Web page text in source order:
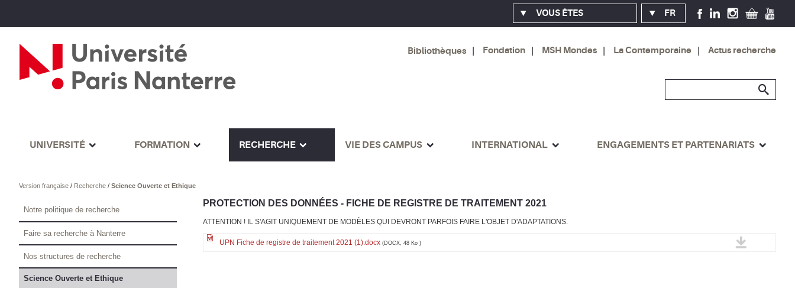
VOUS ÊTES FR
Bibliothèques Fondation MSH Mondes La Contemporaine Actus recherche
UNIVERSITÉ FORMATION RECHERCHE VIE DES CAMPUS INTERNATIONAL ENGAGEMENTS ET PARTENARIATS
Version française/ Recherche/ Science Ouverte et Ethique
PROTECTION DES DONNÉES - FICHE DE REGISTRE DE TRAITEMENT 2021
ATTENTION ! IL S'AGIT UNIQUEMENT DE MODÈLES QUI DEVRONT PARFOIS FAIRE L'OBJET D'ADAPTATIONS.
UPN Fiche de registre de traitement 2021 (1).docx(DOCX, 48 Ko )
Notre politique de recherche
Faire sa recherche à Nanterre
Nos structures de recherche
Science Ouverte et Ethique